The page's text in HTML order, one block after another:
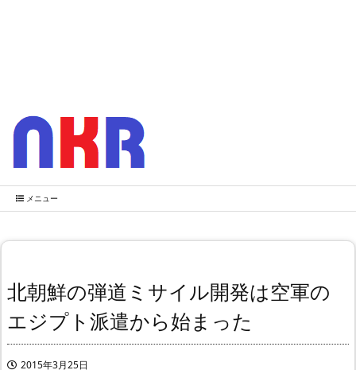
メニュー
北朝鮮の弾道ミサイル開発は空軍の
エジプト派遣から始まった
2015年3月25日